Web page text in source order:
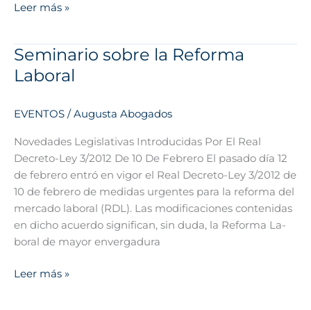
Leer más »
Seminario sobre la Reforma
Laboral
EVENTOS /Augusta Abogados
Novedades Legislativas Introducidas Por El Real
Decreto-Ley 3/2012 De 10 De Febrero El pasado día 12
de febrero entró en vigor el Real Decreto-Ley 3/2012 de
10 de febrero de medidas urgentes para la reforma del
mercado laboral (RDL). Las modificaciones contenidas
en dicho acuerdo significan, sin duda, la Reforma La-
boral de mayor envergadura
Seminario
sobre
Laboral
Leer más »